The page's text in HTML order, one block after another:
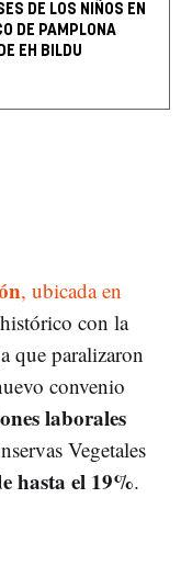
DE LOS NIÑOS EN
DE PAMPLONA
EH BILDU
, ubicada en
con la
que paralizaron
convenio
laborales
Vegetales
hasta el 19%.